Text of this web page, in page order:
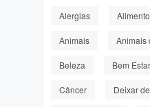
Alergias
Animais Animais
Beleza Bem Estar
Câncer Deixar